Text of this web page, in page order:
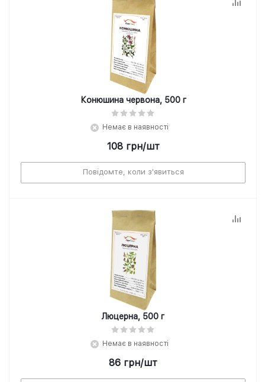
Конюшина червона, 500 г
Немає в наявності
108грн/шт
Повідомте, коли з'явиться
Люцерна, 500 г
Немає в наявності
86 грн/шт